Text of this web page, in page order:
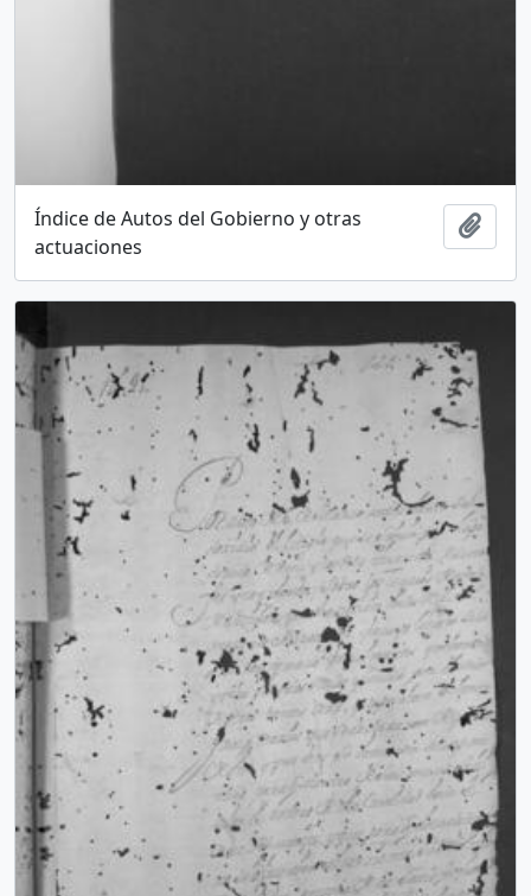
Índice de Autos del Gobierno y otras
actuaciones
Add